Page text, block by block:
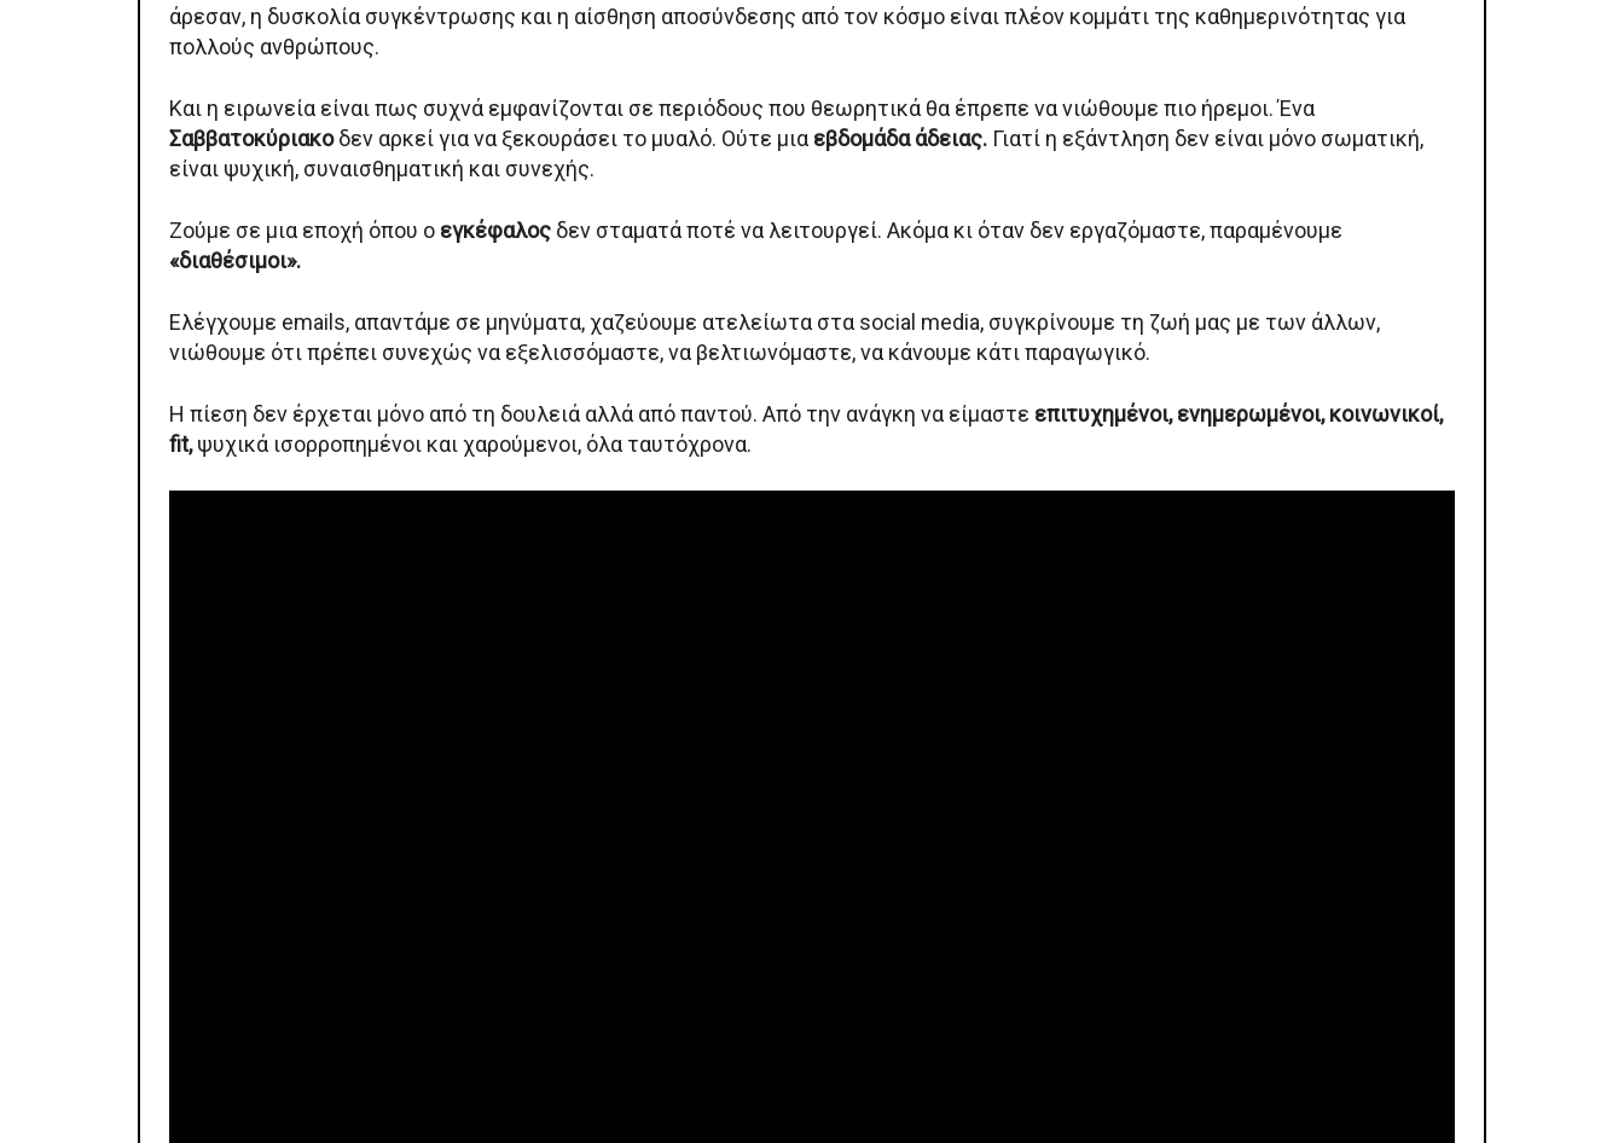
άρεσαν, η δυσκολία συγκέντρωσης και η αίσθηση αποσύνδεσης από τον κόσμο είναι πλέον κομμάτι της καθημερινότητας για
πολλούς ανθρώπους.
Και η ειρωνεία είναι πως συχνά εμφανίζονται σε περιόδους που θεωρητικά θα έπρεπε να νιώθουμε πιο ήρεμοι. Ένα
Σαββατοκύριακοδεν αρκεί για να ξεκουράσει το μυαλό. Ούτε μιαεβδομάδα άδειας. Γιατί η εξάντληση δεν είναι μόνο σωματική,
είναι ψυχική, συναισθηματική και συνεχής.
Ζούμε σε μια εποχή όπου ο εγκέφαλος δεν σταματά ποτέ να λειτουργεί. Ακόμα κι όταν δεν εργαζόμαστε, παραμένουμε
«διαθέσιμοι».
Ελέγχουμε emails, απαντάμε σε μηνύματα, χαζεύουμε ατελείωτα στα social media, συγκρίνουμε τη ζωή μας με των άλλων,
νιώθουμε ότι πρέπει συνεχώς να εξελισσόμαστε, να βελτιωνόμαστε, να κάνουμε κάτι παραγωγικό.
Η πίεση δεν έρχεται μόνο από τη δουλειά αλλά από παντού. Από την ανάγκη να είμαστε επιτυχημένοι, ενημερωμένοι, κοινωνικοί,
fit,ψυχικά ισορροπημένοι και χαρούμενοι, όλα ταυτόχρονα.